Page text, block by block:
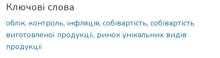
Ключові слова
облік, контроль, інфляція, собівартість, собівартість
виготовленої продукції, ринок унікальних видів
продукції